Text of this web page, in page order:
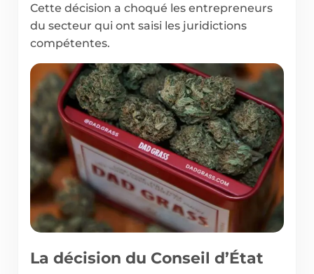
Cette décision a choqué les entrepreneurs
du secteur qui ont saisi les juridictions
compétentes.
La décision du Conseil d’État